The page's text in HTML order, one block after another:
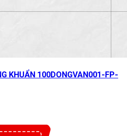
KHUẨN 100DONGVAN001-FP-